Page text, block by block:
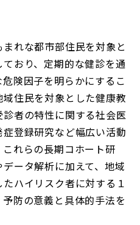
れな都市部住民を対象と
おり、定期的な健診を通
険因子を明らかにするこ
住民を対象とした健康教
者の特性に関する社会医
登録研究など幅広い活動
れらの長期コホート研
ータ解析に加えて、地域
ハイリスク者に対する１
防の意義と具体的手法を